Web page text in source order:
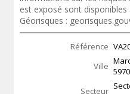
est exposé sont disponibles
Géorisques :
Référence
Ville
Secteur